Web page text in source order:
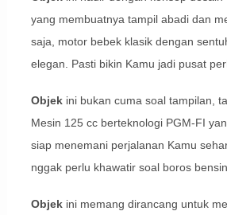
yang membuatnya tampil abadi dan
saja, motor bebek klasik dengan
elegan. Pasti bikin Kamu jadi pusat
Objekini bukan cuma soal tampilan,
Mesin 125 cc berteknologi PGM-FI
siap menemani perjalanan Kamu
nggak perlu khawatir soal boros bensin.
Objekini memang dirancang untuk